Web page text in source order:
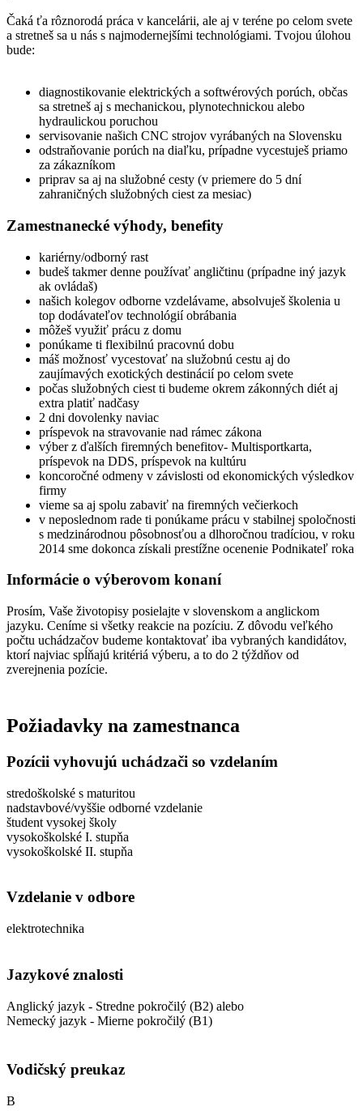
Čaká ťa rôznorodá práca v kancelárii, ale aj v teréne po celom svete
a stretneš sa u nás s najmodernejšími technológiami. Tvojou úlohou
bude:
diagnostikovanie elektrických a softwérových porúch, občas
sa stretneš aj s mechanickou, plynotechnickou alebo
hydraulickou poruchou
servisovanie našich CNC strojov vyrábaných na Slovensku
odstraňovanie porúch na diaľku, prípadne vycestuješ priamo
za zákazníkom
priprav sa aj na služobné cesty (v priemere do 5 dní
zahraničných služobných ciest za mesiac)
Zamestnanecké výhody, benefity
kariérny/odborný rast
budeš takmer denne používať angličtinu (prípadne iný jazyk
ak ovládaš)
našich kolegov odborne vzdelávame, absolvuješ školenia u
top dodávateľov technológií obrábania
môžeš využiť prácu z domu
ponúkame ti flexibilnú pracovnú dobu
máš možnosť vycestovať na služobnú cestu aj do
zaujímavých exotických destinácií po celom svete
počas služobných ciest ti budeme okrem zákonných diét aj
extra platiť nadčasy
2 dni dovolenky naviac
príspevok na stravovanie nad rámec zákona
výber z ďalších firemných benefitov- Multisportkarta,
príspevok na DDS, príspevok na kultúru
koncoročné odmeny v závislosti od ekonomických výsledkov
firmy
vieme sa aj spolu zabaviť na firemných večierkoch
v neposlednom rade ti ponúkame prácu v stabilnej spoločnosti
s medzinárodnou pôsobnosťou a dlhoročnou tradíciou, v roku
2014 sme dokonca získali prestížne ocenenie Podnikateľ roka
Informácie o výberovom konaní
Prosím, Vaše životopisy posielajte v slovenskom a anglickom
jazyku. Ceníme si všetky reakcie na pozíciu. Z dôvodu veľkého
počtu uchádzačov budeme kontaktovať iba vybraných kandidátov,
ktorí najviac spĺňajú kritériá výberu, a to do 2 týždňov od
zverejnenia pozície.
Požiadavky na zamestnanca
Pozícii vyhovujú uchádzači so vzdelaním
stredoškolské s maturitou
nadstavbové/vyššie odborné vzdelanie
študent vysokej školy
vysokoškolské I. stupňa
vysokoškolské II. stupňa
Vzdelanie v odbore
elektrotechnika
Jazykové znalosti
Anglický jazyk - Stredne pokročilý (B2) alebo
Nemecký jazyk - Mierne pokročilý (B1)
Vodičský preukaz
B